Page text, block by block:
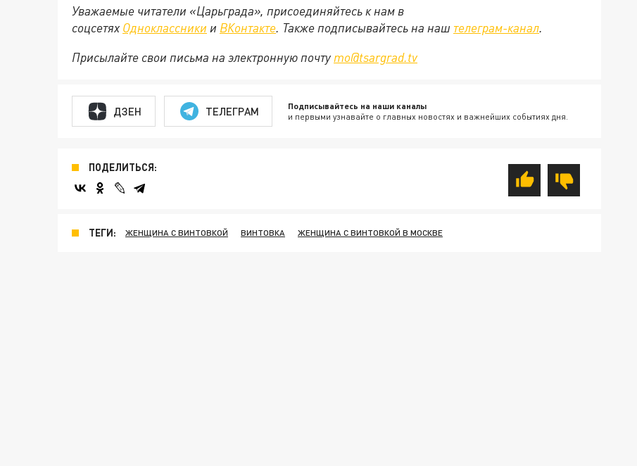
Уважаемые читатели «Царьграда», присоединяйтесь к нам в
соцсетях Одноклассники и ВКонтакте. Также подписывайтесь на наш телеграм-канал.
Присылайте свои письма на электронную почту mo@tsargrad.tv
ДЗЕН ТЕЛЕГРАМ Подписывайтесь на наши каналы
и первыми узнавайте о главных новостях и важнейших событиях дня.
ПОДЕЛИТЬСЯ:
ТЕГИ: ЖЕНЩИНА С ВИНТОВКОЙ ВИНТОВКА ЖЕНЩИНА С ВИНТОВКОЙ В МОСКВЕ